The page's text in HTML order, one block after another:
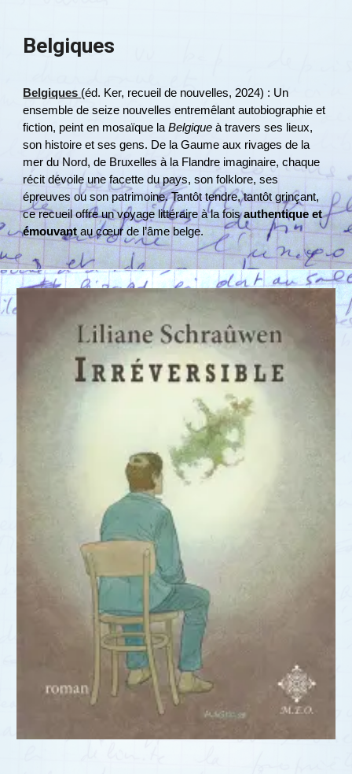
Belgiques
Belgiques (éd. Ker, recueil de nouvelles, 2024) : Un
ensemble de seize nouvelles entremêlant autobiographie et
fiction, peint en mosaïque laBelgique à travers ses lieux,
son histoire et ses gens. De la Gaume aux rivages de la
mer du Nord, de Bruxelles à la Flandre imaginaire, chaque
récit dévoile une facette du pays, son folklore, ses
épreuves ou son patrimoine​. Tantôt tendre, tantôt grinçant,
ce recueil offre un voyage littéraire à la foisauthentique et
émouvant au cœur de l’âme belge.